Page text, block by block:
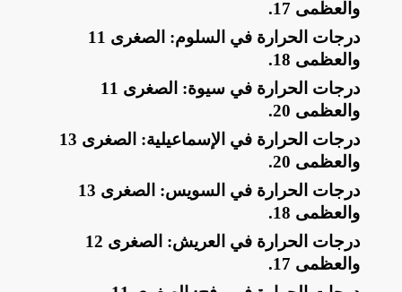
والعظمى 17
.
​درجات الحرارة في السلوم: الصغرى 11
والعظمى 18
.
​درجات الحرارة في سيوة: الصغرى 11
والعظمى 20
.
​درجات الحرارة في الإسماعيلية: الصغرى 13
والعظمى 20
.
​درجات الحرارة في السويس: الصغرى 13
والعظمى 18
.
​درجات الحرارة في العريش: الصغرى 12
والعظمى 17
.